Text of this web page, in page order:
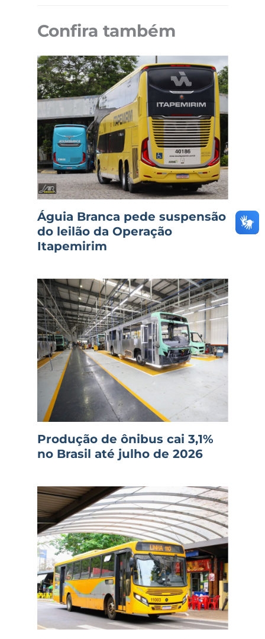
Confira também
Águia Branca pede suspensão
do leilão da Operação
Itapemirim
Produção de ônibus cai 3,1%
no Brasil até julho de 2026